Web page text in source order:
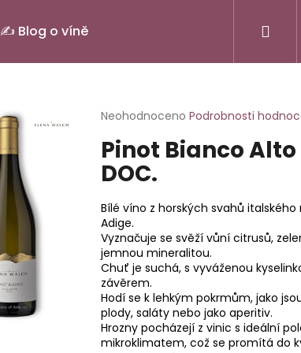
✍️ Blog o víně
Průměrné
produktu
je
0,0
5
hvězdiček.
Neohodnoceno Podrobnosti
Pinot Bianco
DOC.
Bílé víno z horských svahů italského
Adige.
Vyznačuje se svěží vůní citrusů,
jemnou mineralitou.
Chuť je suchá, s vyváženou
závěrem.
Hodí se k lehkým pokrmům, jako
plody, saláty nebo jako aperitiv.
Hrozny pocházejí z vinic s ideální
mikroklimatem, což se promítá do
HLEDAT
IL BASTARDO ROSSO ITALIANO